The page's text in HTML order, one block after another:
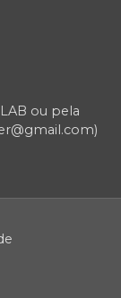
ou pela